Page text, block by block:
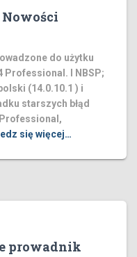
Nowości
do użytku
Professional. I NBSP;
(14.0.10.1 ) i
starszych błąd
się więcej…
prowadnik